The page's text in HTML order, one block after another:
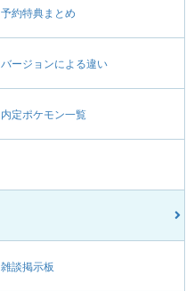
予約特典まとめ
バージョンによる違い
内定ポケモン一覧
雑談掲示板